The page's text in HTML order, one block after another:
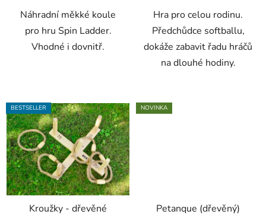
Náhradní měkké koule
pro hru Spin Ladder.
Vhodné i dovnitř.
hvězdiček.
Hra pro celou rodinu.
Předchůdce softballu,
dokáže zabavit řadu hráčů
na dlouhé hodiny.
BESTSELLER
Kroužky - dřevěné
NOVINKA
Petanque (dřevěný)